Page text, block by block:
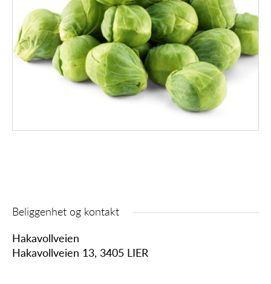
ROSENKÅL 400 GR
Beliggenhet og kontakt
Hakavollveien
Hakavollveien 13, 3405 LIER